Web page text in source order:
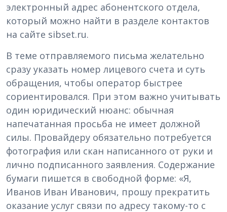
электронный адрес абонентского отдела,
который можно найти в разделе контактов
на сайте sibset.ru.
В теме отправляемого письма желательно
сразу указать номер лицевого счета и суть
обращения, чтобы оператор быстрее
сориентировался. При этом важно учитывать
один юридический нюанс: обычная
напечатанная просьба не имеет должной
силы. Провайдеру обязательно потребуется
фотография или скан написанного от руки и
лично подписанного заявления. Содержание
бумаги пишется в свободной форме: «Я,
Иванов Иван Иванович, прошу прекратить
оказание услуг связи по адресу такому-то с